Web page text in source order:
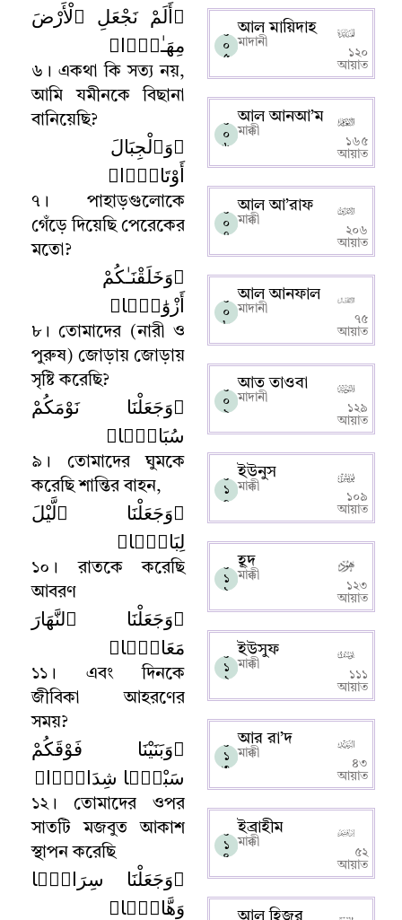
﴿أَلَمْ نَجْعَلِ ٱلْأَرْضَ
مِهَـٰدًۭا﴾
৬ । একথা কি সত্য নয়,
আমি যমীনকে বিছানা
বানিয়েছি?
﴿وَٱلْجِبَالَ
أَوْتَادًۭا﴾
৭ ।
পাহাড়গুলোকে
গেঁড়ে দিয়েছি পেরেকের
মতো?
﴿وَخَلَقْنَـٰكُمْ
أَزْوَٰجًۭا﴾
৮।
তোমাদের (নারী ও
পুরুষ) জোড়ায় জোড়ায়
সৃষ্টি করেছি?
﴿وَجَعَلْنَا نَوْمَكُمْ
سُبَاتًۭا﴾
৯ ।
তোমাদের ঘুমকে
করেছি শান্তির বাহন,
﴿وَجَعَلْنَا ٱلَّيْلَ
لِبَاسًۭا﴾
১০ ।
রাতকে করেছি
আবরণ
﴿وَجَعَلْنَا ٱلنَّهَارَ
مَعَاشًۭا﴾
১১ ।
এবং দিনকে
জীবিকা আহরণের
সময়?
﴿وَبَنَيْنَا فَوْقَكُمْ
سَبْعًۭا شِدَادًۭا﴾
১২।
তোমাদের ওপর
সাতটি মজবুত আকাশ
স্থাপন করেছি
﴿وَجَعَلْنَا سِرَاجًۭا
وَهَّاجًۭا﴾
০
০
৫
আল মায়িদাহ
মাদানী
১২০
আয়াত
০
০
৬
আল আনআ’ম
মাক্কী
১৬৫
আয়াত
০
০
৭
আল আ’রাফ
মাক্কী
২০৬
আয়াত
০
০
৮
আল আনফাল
মাদানী
৭৫
আয়াত
০
০
৯
আত তাওবা
মাদানী
১২৯
আয়াত
০
১
০
ইউনুস
মাক্কী
১০৯
আয়াত
০
১
১
হূদ
মাক্কী
১২৩
আয়াত
০
১
২
ইউসুফ
মাক্কী
১১১
আয়াত
০
১
৩
আর রা’দ
মাক্কী
৪৩
আয়াত
০
১
৪
ইব্রাহীম
মাক্কী
৫২
আয়াত
আল হিজর